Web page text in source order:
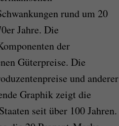
rund um 20
Jahre. Die
der
Güterpreise. Die
und anderer
Graphik zeigt die
seit über 100 Jahren.